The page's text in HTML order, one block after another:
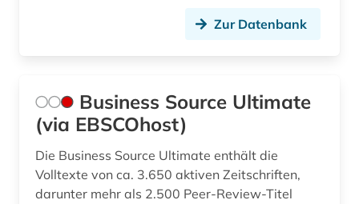
verwaltungswissenschaft (1)
volkswirtschaftslehre (5)
wirtschaft (3)
wirtschaftsinformatik (2)
Zur Datenbank
Business Source Ultimate
(via EBSCOhost)
Die Business Source Ultimate enthält die
Volltexte von ca. 3.650 aktiven Zeitschriften,
darunter mehr als 2.500 Peer-Review-Titel